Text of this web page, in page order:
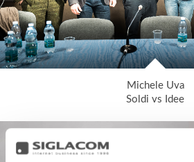
Michele Uva
Soldi vs Idee